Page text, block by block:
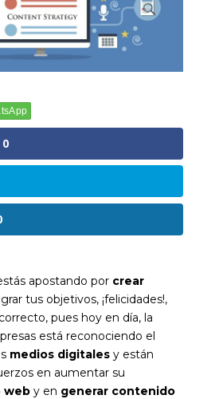
0
apostando por crear
tus objetivos, ¡felicidades!,
pues hoy en día, la
está reconociendo el
medios digitalesy están
en aumentar su
weby en generar contenido